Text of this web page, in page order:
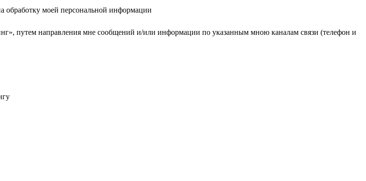
обработку моей персональной информации
путем направления мне сообщений и/или информации по указанным мною каналам связи (телефон и